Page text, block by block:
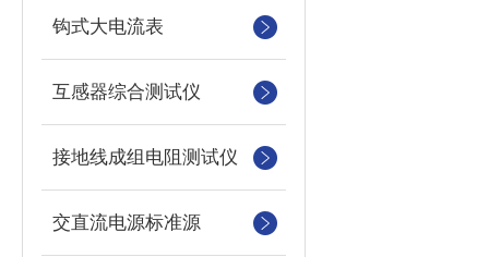
钩式大电流表
互感器综合测试仪
接地线成组电阻测试仪
交直流电源标准源